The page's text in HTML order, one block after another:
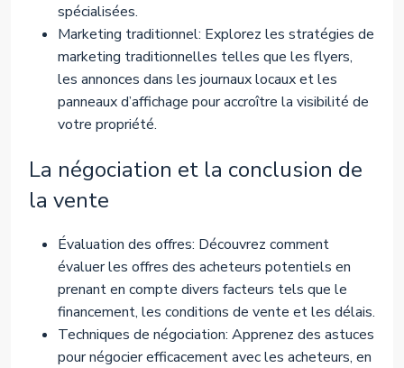
spécialisées.
Marketing traditionnel: Explorez les stratégies de
marketing traditionnelles telles que les flyers,
les annonces dans les journaux locaux et les
panneaux d’affichage pour accroître la visibilité de
votre propriété.
La négociation et la conclusion de
la vente
Évaluation des offres: Découvrez comment
évaluer les offres des acheteurs potentiels en
prenant en compte divers facteurs tels que le
financement, les conditions de vente et les délais.
Techniques de négociation: Apprenez des astuces
pour négocier efficacement avec les acheteurs, en